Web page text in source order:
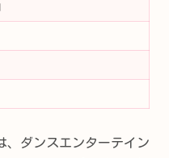
、ダンスエンターテイン